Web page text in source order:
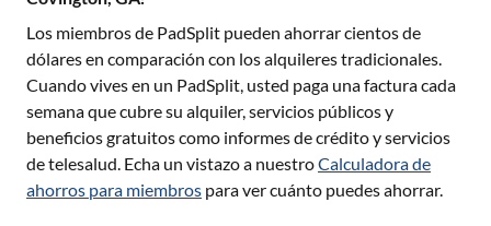
Los miembros de PadSplit pueden ahorrar cientos de
dólares en comparación con los alquileres tradicionales.
Cuando vives en un PadSplit, usted paga una factura cada
semana que cubre su alquiler, servicios públicos y
beneficios gratuitos como informes de crédito y servicios
de telesalud. Echa un vistazo a nuestroCalculadora de
ahorros para miembros para ver cuánto puedes ahorrar.